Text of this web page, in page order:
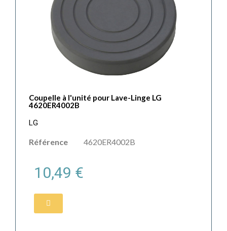
Coupelle à l'unité pour Lave-Linge LG
4620ER4002B
LG
Référence 4620ER4002B
10,49 €